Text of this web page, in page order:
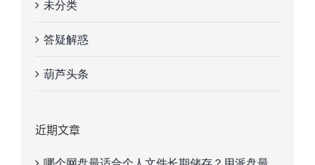
未分类
答疑解惑
葫芦头条
近期文章